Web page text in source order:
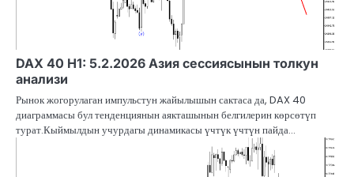
DAX 40 H1: 5.2.2026 Азия сессиясынын толкун
анализи
Рынок жогорулаган импульстун жайылышын сактаса да, DAX 40
диаграммасы бул тенденциянын аякташынын белгилерин көрсөтүп
турат.Кыймылдын учурдагы динамикасы үчтүк үчтүн пайда…